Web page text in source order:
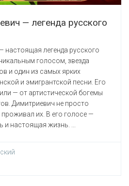
— легенда русского
легенда русского
голосом, звезда
и один из самых ярких
и эмигрантской песни. Его
— от артистической богемы
Димитриевич не просто
их. В его голосе —
и настоящая жизнь. ...